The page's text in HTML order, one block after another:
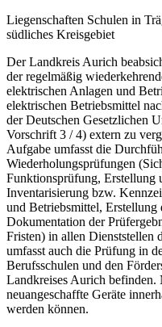
Liegenschaften Schulen in
südliches Kreisgebiet
Der Landkreis Aurich
der regelmäßig
elektrischen Anlagen und
elektrischen Betriebsmittel
der Deutschen Gesetzlichen
Vorschrift 3 / 4) extern zu
Aufgabe umfasst die
Wiederholungsprüfungen
Funktionsprüfung, Erstellung
Inventarisierung bzw.
und Betriebsmittel,
Dokumentation der
Fristen) in allen Dienststellen
umfasst auch die Prüfung in
Berufsschulen und den
Landkreises Aurich befinden.
neuangeschaffte Geräte
werden können.